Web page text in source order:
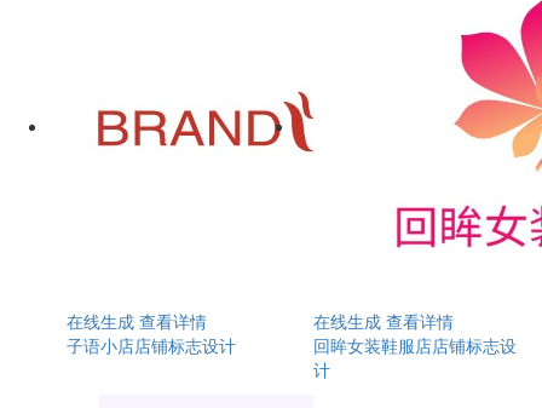
在线生成 查看详情
子语小店店铺标志设计
在线生成 查看详情
回眸女装鞋服店店铺标志设
计